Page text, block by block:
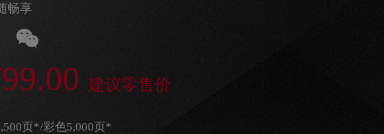
畅享
建议零售价
页*/彩色5,000页*